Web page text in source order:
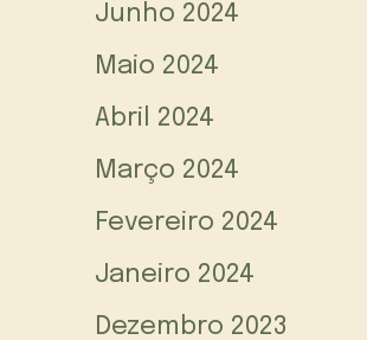
Junho 2024
Maio 2024
Abril 2024
Março 2024
Fevereiro 2024
Janeiro 2024
Dezembro 2023